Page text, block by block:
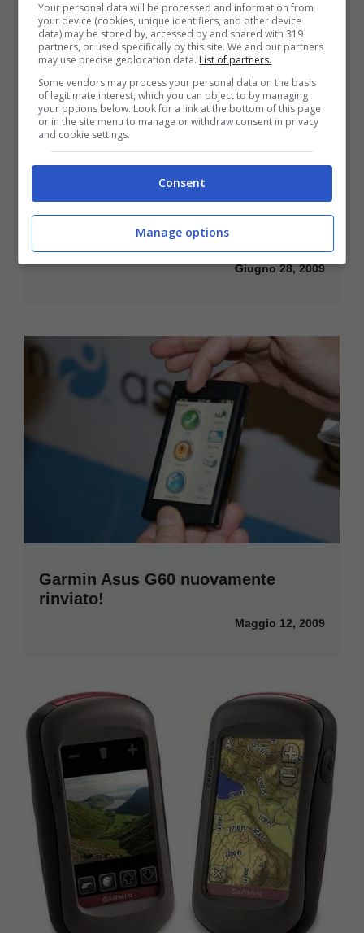
Garmin Dakota: GPS per l’outdoor
Giugno 28, 2009
Garmin Asus G60 nuovamente
rinviato!
Maggio 12, 2009
Your personal data will be processed and information from
your device (cookies, unique identifiers, and other device
data) may be stored by, accessed by and shared with 319
partners, or used specifically by this site. We and our partners
may use precise geolocation data. List of partners.
Some vendors may process your personal data on the basis
of legitimate interest, which you can object to by managing
your options below. Look for a link at the bottom of this page
or in the site menu to manage or withdraw consent in privacy
and cookie settings.
Consent
Manage options